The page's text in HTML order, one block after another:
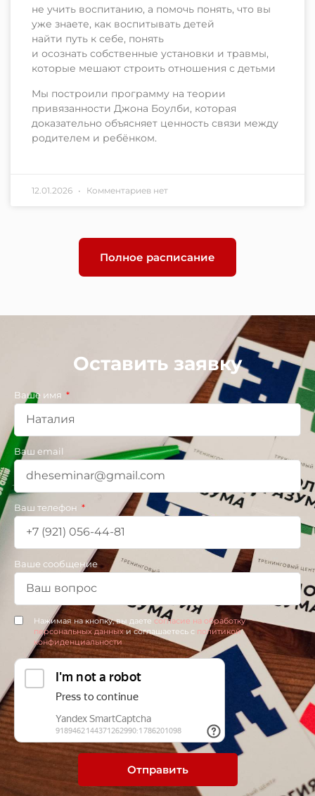
не учить воспитанию, а помочь понять, что вы
уже знаете, как воспитывать детей
найти путь к себе, понять
и осознать собственные установки и травмы,
которые мешают строить отношения с детьми
Мы построили программу на теории
привязанности Джона Боулби, которая
доказательно объясняет ценность связи между
родителем и ребёнком.
12.01.2026 Комментариев нет
Полное расписание
Оставить заявку
Ваше имя
Ваш email
Ваш телефон
Ваше сообщение
Нажимая на кнопку, вы даете согласие на обработку
персональных данныхи соглашаетесь c политикой
конфиденциальности
Отправить